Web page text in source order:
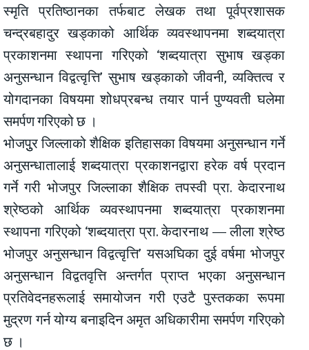
स्मृति प्रतिष्ठानका तर्फबाट लेखक तथा पूर्वप्रशासक
चन्द्रबहादुर खड्काको आर्थिक व्यवस्थापनमा शब्दयात्रा
प्रकाशनमा स्थापना गरिएको ‘शब्दयात्रा सुभाष खड्का
अनुसन्धान विद्वत्वृत्ति’ सुभाष खड्काको जीवनी, व्यक्तित्व र
योगदानका विषयमा शोधप्रबन्ध तयार पार्न पुण्यवती घलेमा
समर्पण गरिएको छ ।
भोजपुुर जिल्लाको शैक्षिक इतिहासका विषयमा अनुसन्धान गर्ने
अनुसन्धातालाई शब्दयात्रा प्रकाशनद्वारा हरेक वर्ष प्रदान
गर्ने गरी भोजपुर जिल्लाका शैक्षिक तपस्वी प्रा. केदारनाथ
श्रेष्ठको आर्थिक व्यवस्थापनमा शब्दयात्रा प्रकाशनमा
स्थापना गरिएको ‘शब्दयात्रा प्रा. केदारनाथ — लीला श्रेष्ठ
भोजपुर अनुसन्धान विद्वत्वृत्ति’ यसअघिका दुई वर्षमा भोजपुर
अनुसन्धान विद्वतवृत्ति अन्तर्गत प्राप्त भएका अनुसन्धान
प्रतिवेदनहरूलाई समायोजन गरी एउटै पुस्तकका रूपमा
मुद्रण गर्न योग्य बनाइदिन अमृत अधिकारीमा समर्पण गरिएको
छ ।